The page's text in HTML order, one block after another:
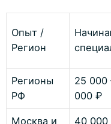
Опыт /
Регион
Регионы
РФ
25 000
000 ₽
Москва и
40 000